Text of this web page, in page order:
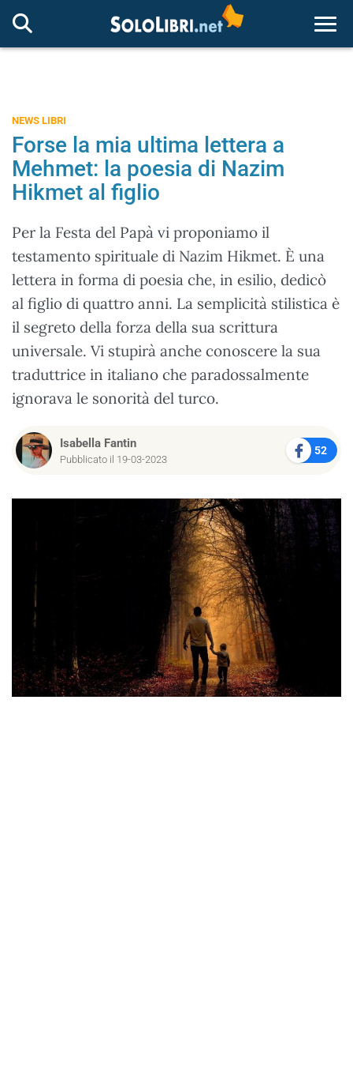
NEWS LIBRI
Forse la mia ultima lettera a
Mehmet: la poesia di Nazim
Hikmet al figlio
Per la Festa del Papà vi proponiamo il
testamento spirituale di Nazim Hikmet. È una
lettera in forma di poesia che, in esilio, dedicò
al figlio di quattro anni. La semplicità stilistica è
il segreto della forza della sua scrittura
universale. Vi stupirà anche conoscere la sua
traduttrice in italiano che paradossalmente
ignorava le sonorità del turco.
Isabella Fantin
Pubblicato il 19-03-2023
52